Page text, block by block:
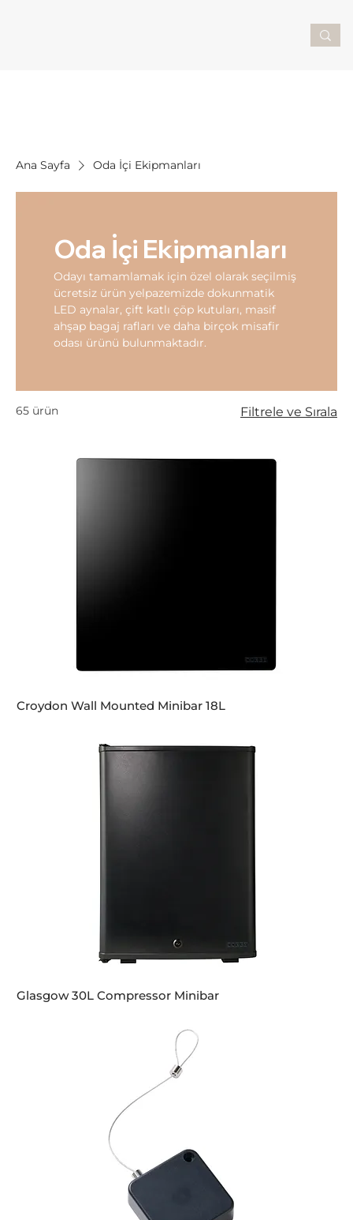
Ana Sayfa Oda İçi Ekipmanları
Oda İçi Ekipmanları
Odayı tamamlamak için özel olarak seçilmiş
ücretsiz ürün yelpazemizde dokunmatik
LED aynalar, çift katlı çöp kutuları, masif
ahşap bagaj rafları ve daha birçok misafir
odası ürünü bulunmaktadır.
65 ürün Filtrele ve Sırala
Croydon Wall Mounted Minibar 18L
Glasgow 30L Compressor Minibar